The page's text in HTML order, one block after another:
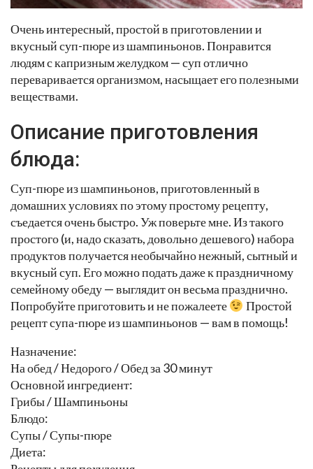
Очень интересный, простой в приготовлении и
вкусный суп-пюре из шампиньонов. Понравится
людям с капризным желудком — суп отлично
переваривается организмом, насыщает его полезными
веществами.
Описание приготовления
блюда:
Суп-пюре из шампиньонов, приготовленный в
домашних условиях по этому простому рецепту,
съедается очень быстро. Уж поверьте мне. Из такого
простого (и, надо сказать, довольно дешевого) набора
продуктов получается необычайно нежный, сытный и
вкусный суп. Его можно подать даже к праздничному
семейному обеду — выглядит он весьма празднично.
Попробуйте приготовить и не пожалеете
Простой
рецепт супа-пюре из шампиньонов — вам в помощь!
Назначение:
На обед / Недорого / Обед за 30 минут
Основной ингредиент:
Грибы / Шампиньоны
Блюдо:
Супы / Супы-пюре
Диета: